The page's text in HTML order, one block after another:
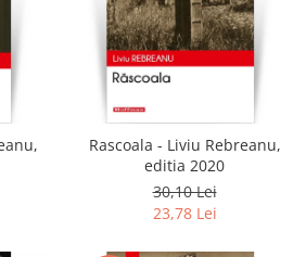
Rascoala - Liviu Rebreanu,
editia 2020
30,10 Lei
23,78 Lei